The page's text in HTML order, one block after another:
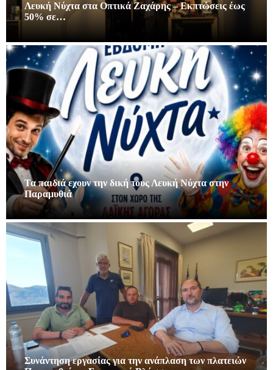
Λευκή Νύχτα στα Οπτικά Ζαχάρης – Εκπτώσεις έως
50% σε…
Τα παιδιά εχουν την δική τους Λευκή Νύχτα στην
Παραμυθιά
Συνάντηση εργασίας για την ανάπλαση των πλατειών